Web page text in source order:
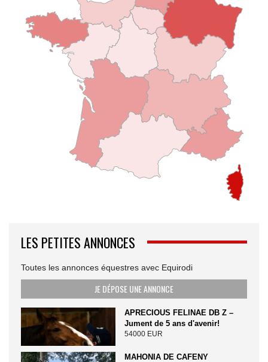
LES PETITES ANNONCES
Toutes les annonces équestres avec Equirodi
JE DÉPOSE UNE ANNONCE
APRECIOUS FELINAE DB Z –
Jument de 5 ans d'avenir!
54000 EUR
MAHONIA DE CAFENY